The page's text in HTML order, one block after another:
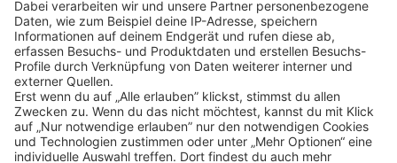
SOCIAL
NEWSLETTER
BESUCHEN SIE UNS